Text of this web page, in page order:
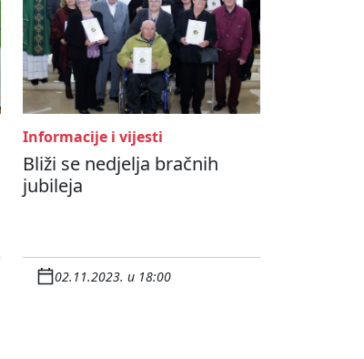
Informacije i vijesti
Bliži se nedjelja bračnih
jubileja
02.11.2023. u 18:00